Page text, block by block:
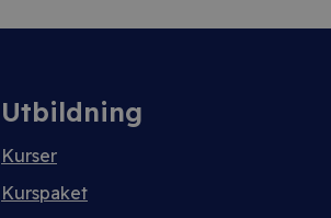
Utbildning
Kurser
Kurspaket